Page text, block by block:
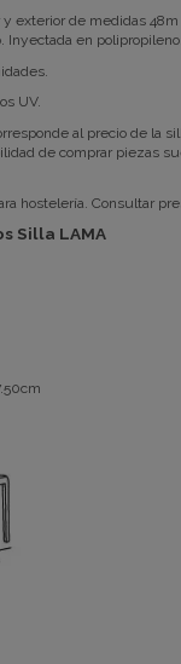
y exterior de medidas
Inyectada en polipropileno.
UV.
al precio de la
de comprar piezas
hostelería. Consultar
Silla LAMA